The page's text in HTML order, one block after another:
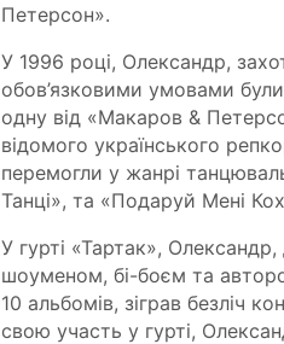
Петерсон».
У 1996 році, Олександр,
обов’язковими умовами були
одну від «Макаров &
відомого українського
перемогли у жанрі
Танці», та «Подаруй Мені
У гурті «Тартак»,
шоуменом, бі-боєм та
10 альбомів, зіграв безліч
свою участь у гурті,